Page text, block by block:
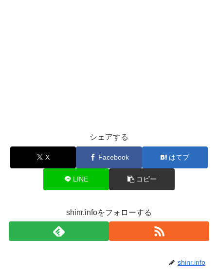
シェアする
X Facebook はてブ
LINE コピー
shinr.infoをフォローする
shinr.info